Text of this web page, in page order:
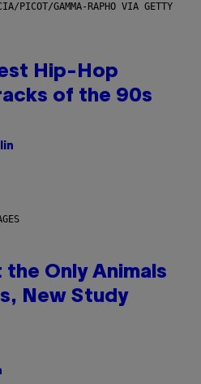
PICOT/GAMMA-RAPHO VIA GETTY
Hip-Hop
of the 90s
the Only Animals
New Study